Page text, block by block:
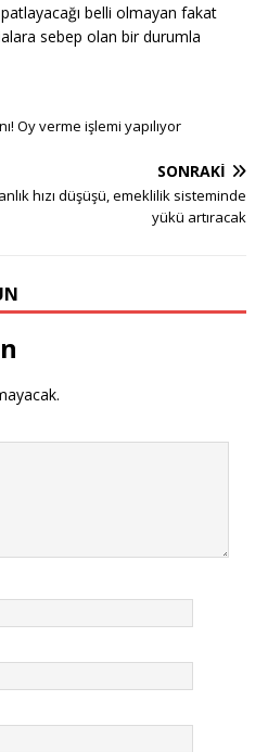
belli olmayan fakat
sebep olan bir durumla
Oy verme işlemi yapılıyor
SONRAKI
hızı düşüşü, emeklilik sisteminde
yükü artıracak